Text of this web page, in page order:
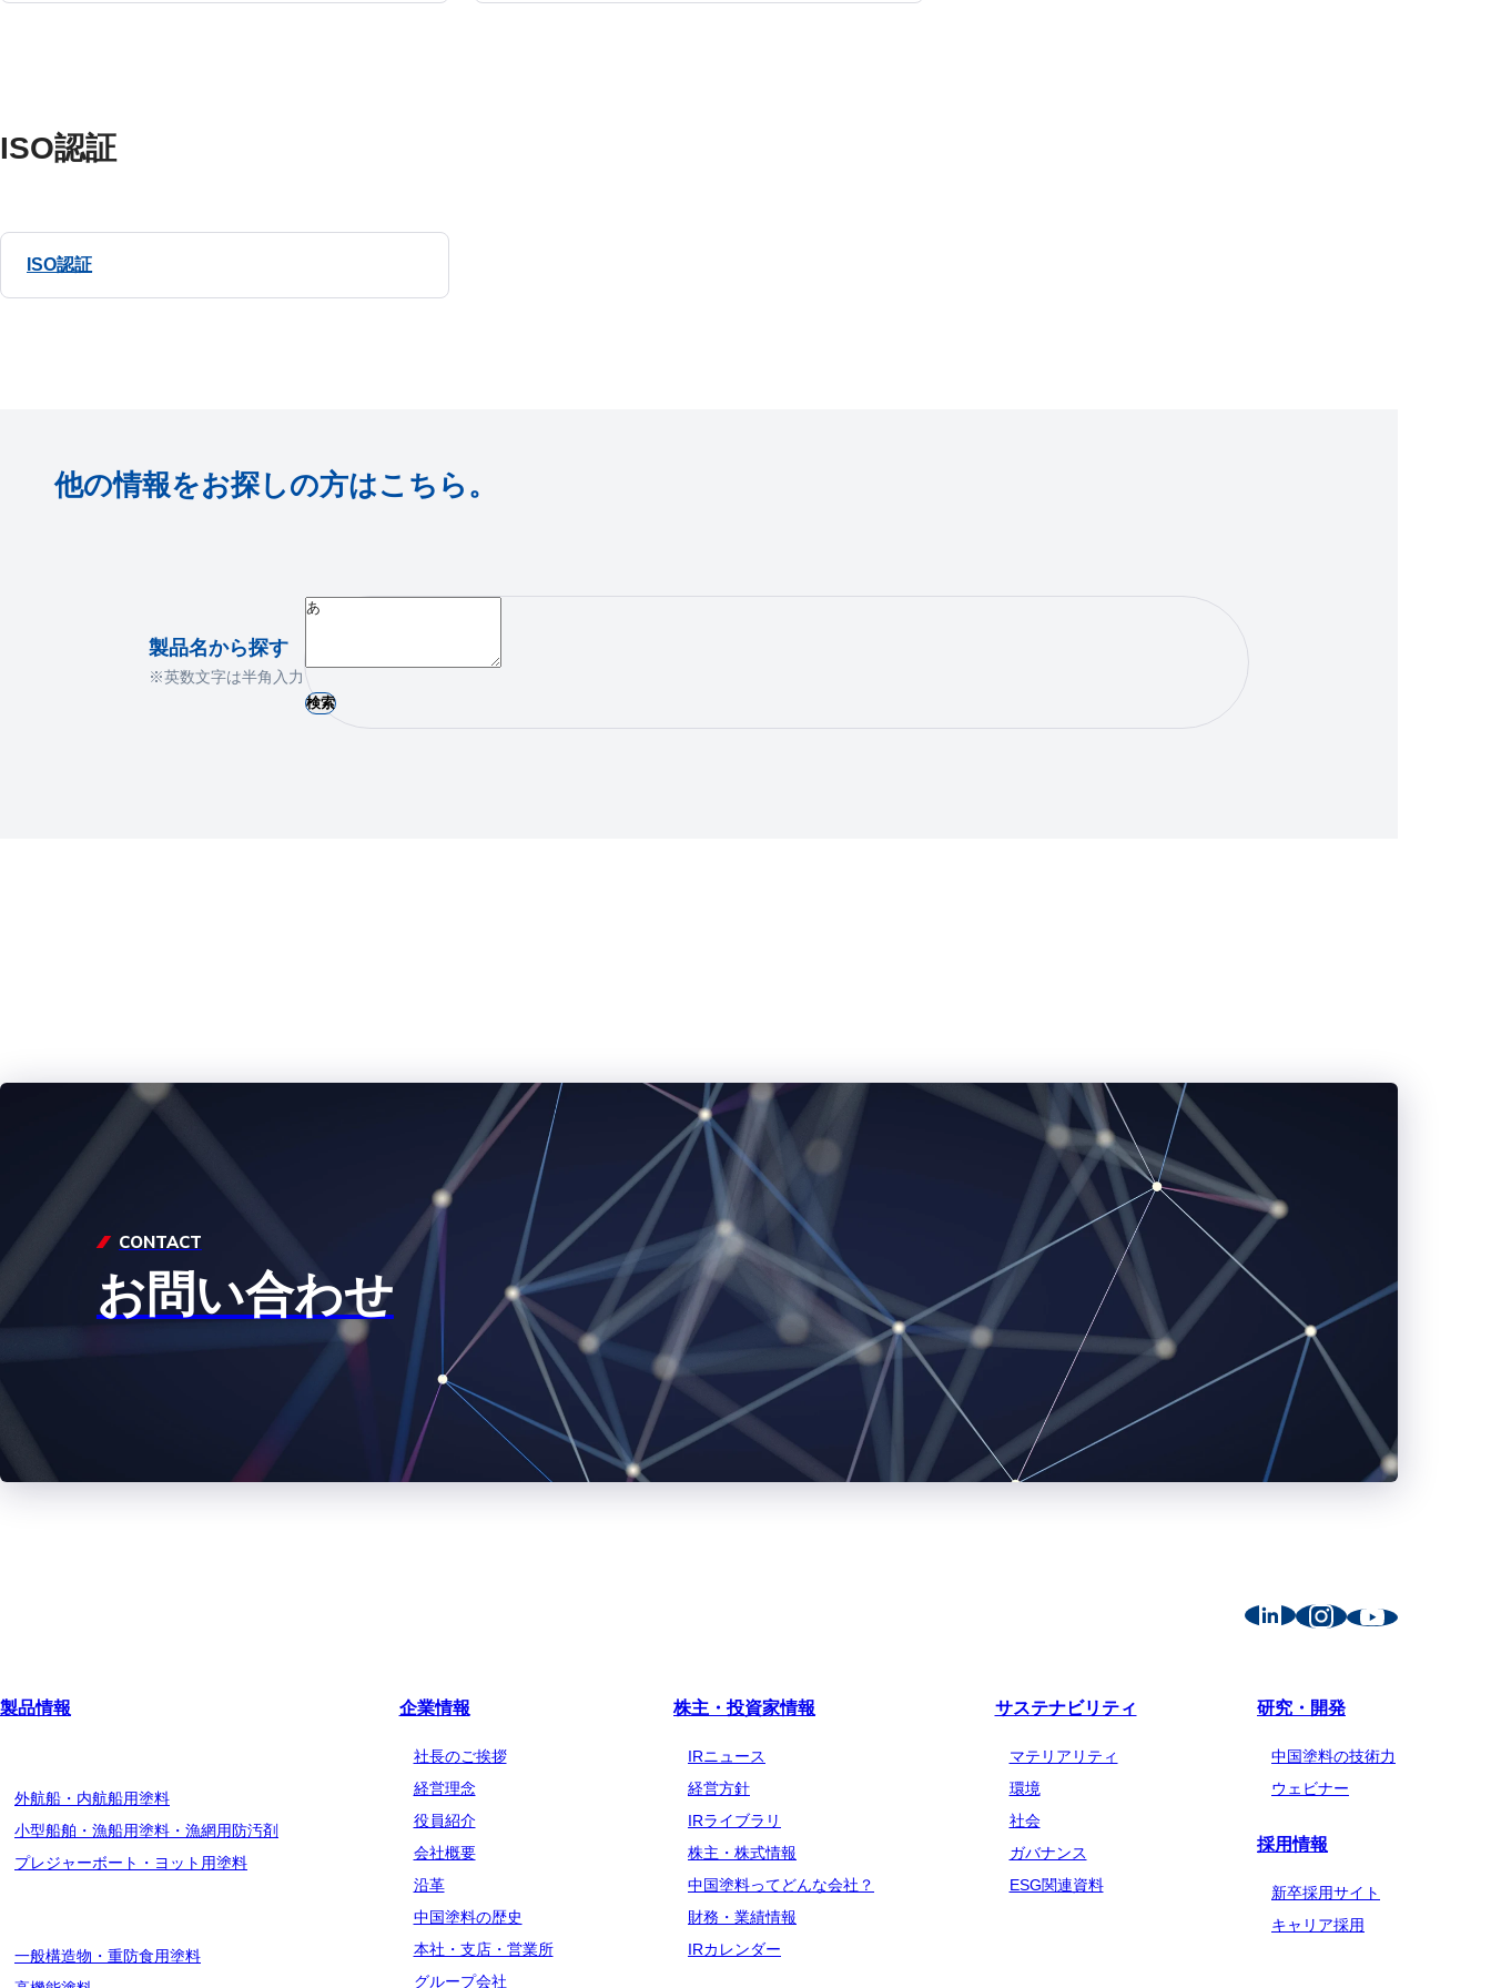
ISO認証
ISO認証
他の情報をお探しの方はこちら。
製品名から探す
※英数文字は半角入力
検索
CONTACT
お問い合わせ
製品情報
外航船・内航船用塗料
小型船舶・漁船用塗料・漁網用防汚剤
プレジャーボート・ヨット用塗料
一般構造物・重防食用塗料
企業情報
社長のご挨拶
経営理念
役員紹介
会社概要
沿革
中国塗料の歴史
本社・支店・営業所
グループ会社
株主・投資家情報
IRニュース
経営方針
IRライブラリ
株主・株式情報
中国塗料ってどんな会社？
財務・業績情報
IRカレンダー
サステナビリティ
マテリアリティ
環境
社会
ガバナンス
ESG関連資料
研究・開発
中国塗料の技術力
ウェビナー
採用情報
新卒採用サイト
キャリア採用